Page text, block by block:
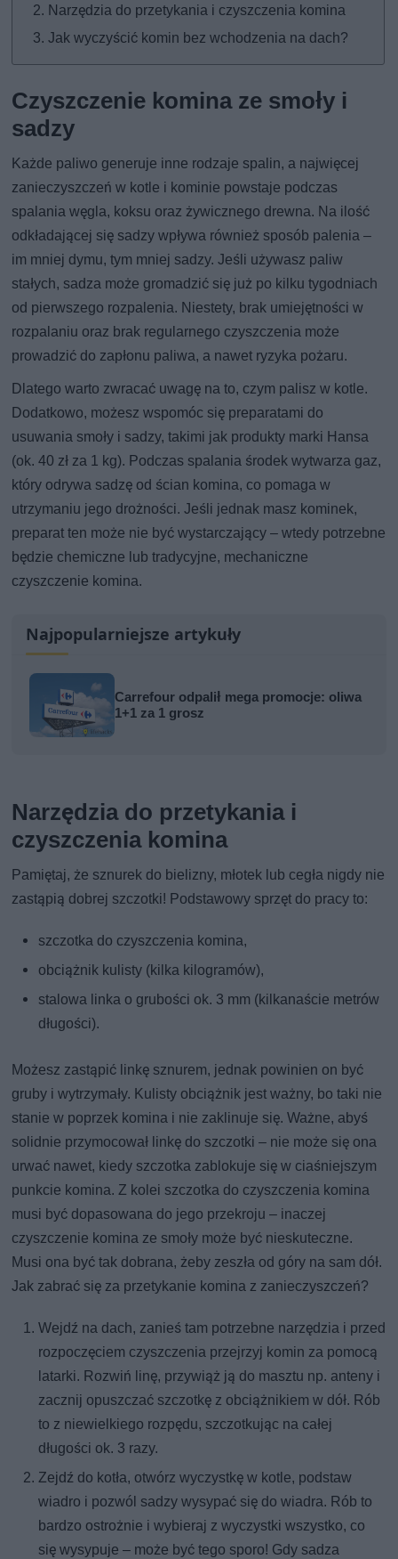
Narzędzia do przetykania i czyszczenia komina
Jak wyczyścić komin bez wchodzenia na dach?
Czyszczenie komina ze smoły i
sadzy
Każde paliwo generuje inne rodzaje spalin, a najwięcej
zanieczyszczeń w kotle i kominie powstaje podczas
spalania węgla, koksu oraz żywicznego drewna. Na ilość
odkładającej się sadzy wpływa również sposób palenia –
im mniej dymu, tym mniej sadzy. Jeśli używasz paliw
stałych, sadza może gromadzić się już po kilku tygodniach
od pierwszego rozpalenia. Niestety, brak umiejętności w
rozpalaniu oraz brak regularnego czyszczenia może
prowadzić do zapłonu paliwa, a nawet ryzyka pożaru.
Dlatego warto zwracać uwagę na to, czym palisz w kotle.
Dodatkowo, możesz wspomóc się preparatami do
usuwania smoły i sadzy, takimi jak produkty marki Hansa
(ok. 40 zł za 1 kg). Podczas spalania środek wytwarza gaz,
który odrywa sadzę od ścian komina, co pomaga w
utrzymaniu jego drożności. Jeśli jednak masz kominek,
preparat ten może nie być wystarczający – wtedy potrzebne
będzie chemiczne lub tradycyjne, mechaniczne
czyszczenie komina.
Najpopularniejsze artykuły
Carrefour odpalił mega promocje: oliwa
1+1 za 1 grosz
Narzędzia do przetykania i
czyszczenia komina
Pamiętaj, że sznurek do bielizny, młotek lub cegła nigdy nie
zastąpią dobrej szczotki! Podstawowy sprzęt do pracy to:
szczotka do czyszczenia komina,
obciążnik kulisty (kilka kilogramów),
stalowa linka o grubości ok. 3 mm (kilkanaście metrów
długości).
Możesz zastąpić linkę sznurem, jednak powinien on być
gruby i wytrzymały. Kulisty obciążnik jest ważny, bo taki nie
stanie w poprzek komina i nie zaklinuje się. Ważne, abyś
solidnie przymocował linkę do szczotki – nie może się ona
urwać nawet, kiedy szczotka zablokuje się w ciaśniejszym
punkcie komina. Z kolei szczotka do czyszczenia komina
musi być dopasowana do jego przekroju – inaczej
czyszczenie komina ze smoły może być nieskuteczne.
Musi ona być tak dobrana, żeby zeszła od góry na sam dół.
Jak zabrać się za przetykanie komina z zanieczyszczeń?
Wejdź na dach, zanieś tam potrzebne narzędzia i przed
rozpoczęciem czyszczenia przejrzyj komin za pomocą
latarki. Rozwiń linę, przywiąż ją do masztu np. anteny i
zacznij opuszczać szczotkę z obciążnikiem w dół. Rób
to z niewielkiego rozpędu, szczotkując na całej
długości ok. 3 razy.
Zejdź do kotła, otwórz wyczystkę w kotle, podstaw
wiadro i pozwól sadzy wysypać się do wiadra. Rób to
bardzo ostrożnie i wybieraj z wyczystki wszystko, co
się wysypuje – może być tego sporo! Gdy sadza